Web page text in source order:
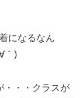
になるなん
｀)
・・・クラスが